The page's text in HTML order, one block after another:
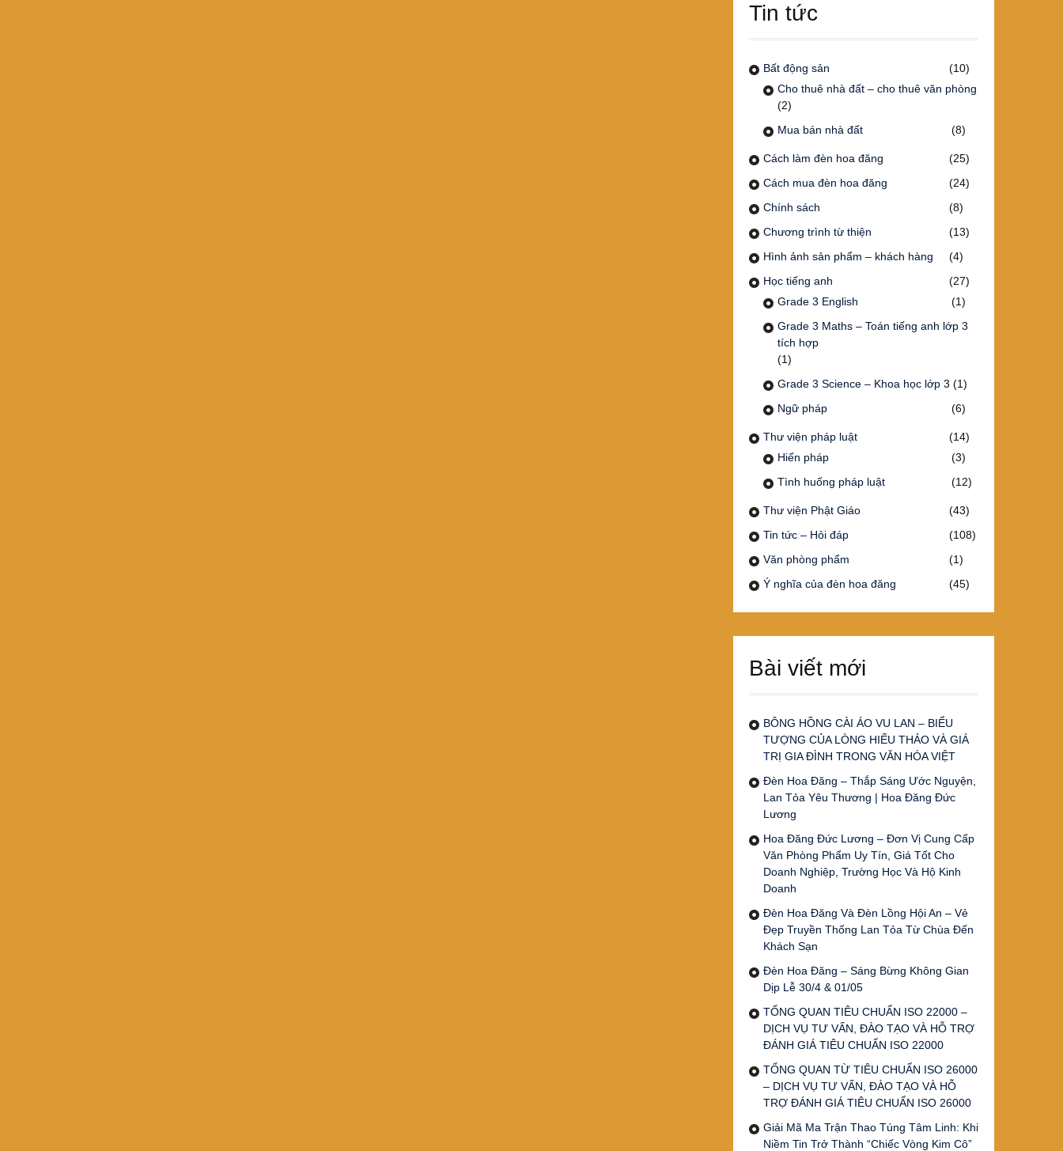
Tin tức
Bất động sản
(10)
Cho thuê nhà đất – cho thuê văn phòng
(2)
Mua bán nhà đất
(8)
Cách làm đèn hoa đăng
(25)
Cách mua đèn hoa đăng
(24)
Chính sách
(8)
Chương trình từ thiện
(13)
Hình ảnh sản phẩm – khách hàng
(4)
Học tiếng anh
(27)
Grade 3 English
(1)
Grade 3 Maths – Toán tiếng anh lớp 3
tích hợp
(1)
Grade 3 Science – Khoa học lớp 3 (1)
Ngữ pháp
(6)
Thư viện pháp luật
(14)
Hiến pháp
(3)
Tình huống pháp luật
(12)
Thư viện Phật Giáo
(43)
Tin tức – Hỏi đáp
(108)
Văn phòng phẩm
(1)
Ý nghĩa của đèn hoa đăng
(45)
Bài viết mới
BÔNG HỒNG CÀI ÁO VU LAN – BIỂU
TƯỢNG CỦA LÒNG HIẾU THẢO VÀ GIÁ
TRỊ GIA ĐÌNH TRONG VĂN HÓA VIỆT
Đèn Hoa Đăng – Thắp Sáng Ước Nguyện,
Lan Tỏa Yêu Thương | Hoa Đăng Đức
Lương
Hoa Đăng Đức Lương – Đơn Vị Cung Cấp
Văn Phòng Phẩm Uy Tín, Giá Tốt Cho
Doanh Nghiệp, Trường Học Và Hộ Kinh
Doanh
Đèn Hoa Đăng Và Đèn Lồng Hội An – Vẻ
Đẹp Truyền Thống Lan Tỏa Từ Chùa Đến
Khách Sạn
Đèn Hoa Đăng – Sáng Bừng Không Gian
Dịp Lễ 30/4 & 01/05
TỔNG QUAN TIÊU CHUẨN ISO 22000 –
DỊCH VỤ TƯ VẤN, ĐÀO TẠO VÀ HỖ TRỢ
ĐÁNH GIÁ TIÊU CHUẨN ISO 22000
TỔNG QUAN TỪ TIÊU CHUẨN ISO 26000
– DỊCH VỤ TƯ VẤN, ĐÀO TẠO VÀ HỖ
TRỢ ĐÁNH GIÁ TIÊU CHUẨN ISO 26000
Giải Mã Ma Trận Thao Túng Tâm Linh: Khi
Niềm Tin Trở Thành “Chiếc Vòng Kim Cô”